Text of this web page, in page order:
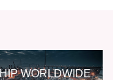
WORLDWIDE